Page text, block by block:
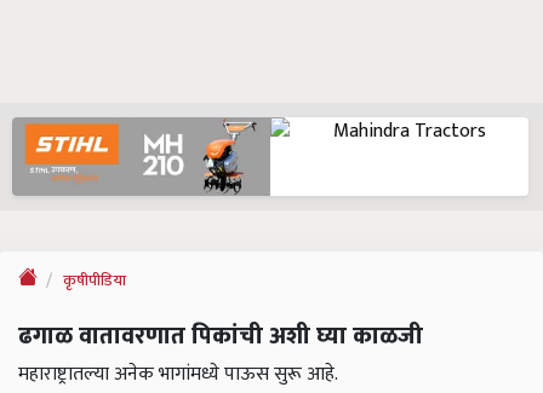
कृषीपीडिया
ढगाळ वातावरणात पिकांची अशी घ्या काळजी
महाराष्ट्रातल्या अनेक भागांमध्ये पाऊस सुरू आहे.